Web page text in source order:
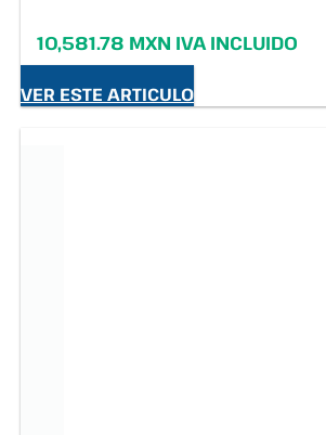
10,581.78 MXN IVA INCLUIDO
VER ESTE ARTICULO